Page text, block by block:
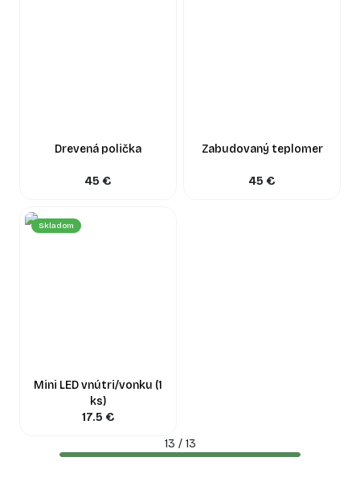
Drevená polička
45 €
Zabudovaný teplomer
45 €
Skladom
Mini LED vnútri/vonku (1
ks)
17.5 €
13 / 13